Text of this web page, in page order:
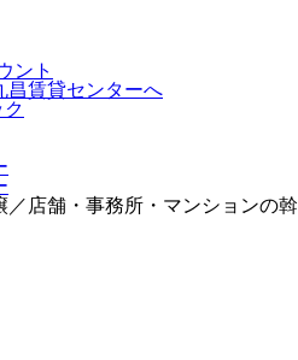
店舗・事務所・マンションの斡